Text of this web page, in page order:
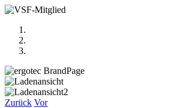
Zurück Vor